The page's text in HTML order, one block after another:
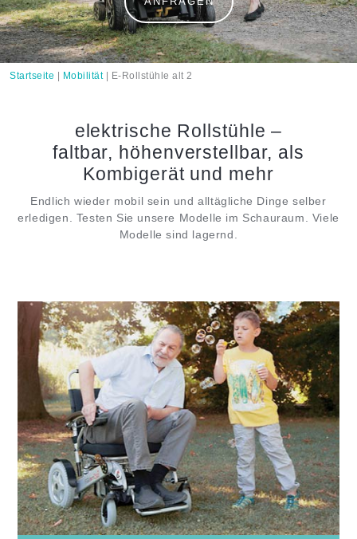
Startseite Mobilität| E-Rollstühle alt 2
elektrische Rollstühle –
faltbar, höhenverstellbar, als
Kombigerät und mehr
Endlich wieder mobil sein und alltägliche Dinge selber
erledigen. Testen Sie unsere Modelle im Schauraum. Viele
Modelle sind lagernd.